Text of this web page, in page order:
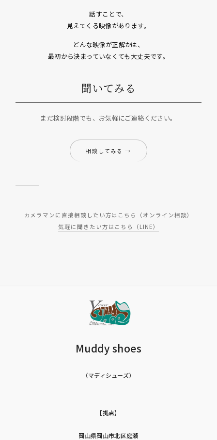
話すことで、
見えてくる映像があります。
どんな映像が正解かは、
最初から決まっていなくても大丈夫です。
聞いてみる
まだ検討段階でも、お気軽にご連絡ください。
相談してみる →
カメラマンに直接相談したい方はこちら（オンライン相談）
気軽に聞きたい方はこちら（LINE）
Muddy shoes
（マディシューズ）
【拠点】
岡山県岡山市北区庭瀬